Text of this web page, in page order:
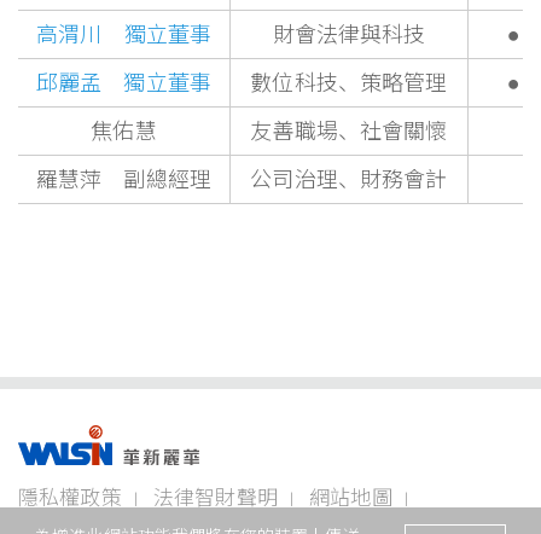
高渭川 獨立董事 財會法律與科技
●
邱麗孟 獨立董事
數位科技、策略管理
●
焦佑慧
友善職場、社會關懷
羅慧萍 副總經理
公司治理、財務會計
事業版圖
者專
欄
華新
人
華新
麗華
永續
隱私權政策 法律智財聲明
網站地圖
聯絡我們
© 2026 華新麗華股份有限公司 著作權所有